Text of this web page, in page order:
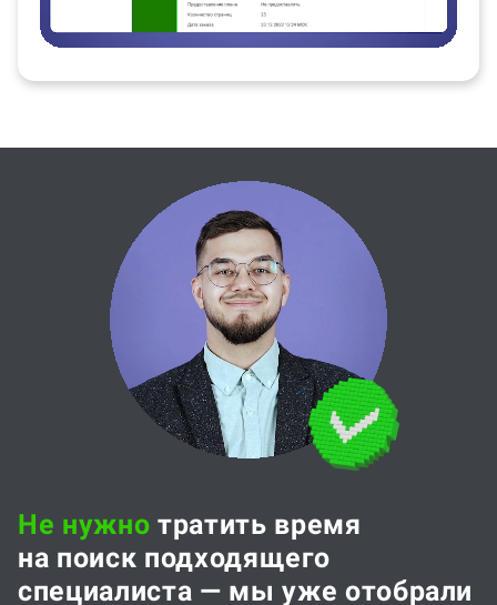
Не нужно тратить время
на поиск подходящего
специалиста — мы уже отобрали